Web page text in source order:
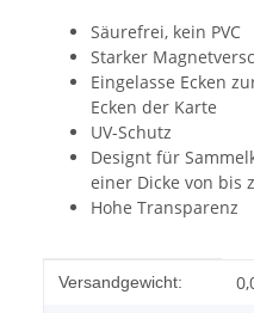
Säurefrei, kein PVC
Starker
Eingelasse Ecken
Ecken der Karte
UV-Schutz
Designt für
einer Dicke von bis
Hohe Transparenz
Produkteigenschaft
Wert
Versandgewicht: